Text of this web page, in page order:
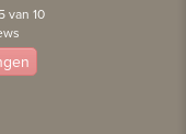
van 10